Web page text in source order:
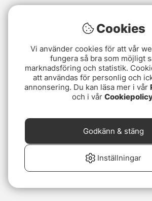
Cookies
Vi använder cookies för att vår
fungera så bra som möjligt
marknadsföring och statistik.
att användas för personlig och
annonsering. Du kan läsa mer i vår
och i vår
Inställningar
Godkänn & stäng